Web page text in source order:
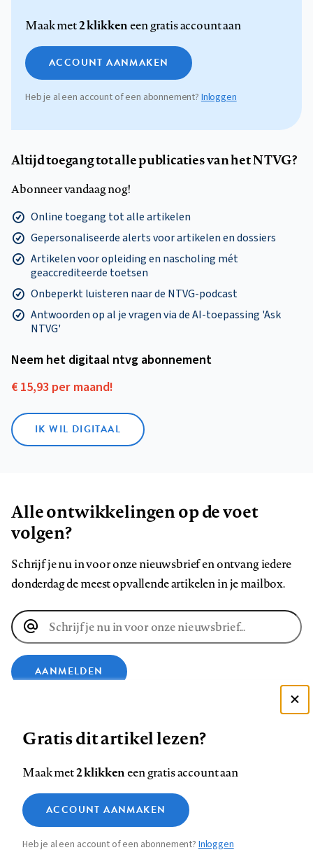
Maak met2 klikkeneen gratis account aan
ACCOUNT AANMAKEN
Heb je al een account of een abonnement? Inloggen
Altijd toegang tot alle publicaties van het NTVG?
Abonneer vandaag nog!
Online toegang tot alle artikelen
Gepersonaliseerde alerts voor artikelen en dossiers
Artikelen voor opleiding en nascholing mét
geaccrediteerde toetsen
Onbeperkt luisteren naar de NTVG-podcast
Antwoorden op al je vragen via de AI-toepassing 'Ask
NTVG'
Neem het digitaal ntvg abonnement
€ 15,93 per maand!
IK WIL DIGITAAL
Alle ontwikkelingen op de voet
volgen?
Schrijf je nu in voor onze nieuwsbrief en ontvang iedere
donderdag de meest opvallende artikelen in je mailbox.
E-
mailadres
AANMELDEN
op
Facebook
op
LinkedIn
op
Bluesky
ons
op
InstagramYouTube
Footer
Contact Colofon Disclaimer Privacy
Medische vragen verdienen
betrouwbare antwoorden
Zie onze cookie policy
Analytische cookies
Marketing cookies
Gratis dit artikel lezen?
Maak met2 klikkeneen gratis account aan
ACCOUNT AANMAKEN
Heb je al een account of een abonnement?Inloggen